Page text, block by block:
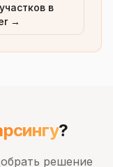
в
→
?
решение